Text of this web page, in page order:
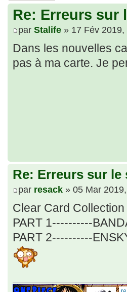
Re: Erreurs sur
par Stalife » 17 Fév 2019,
Dans les nouvelles
pas à ma carte. Je
Re: Erreurs sur le
par resack » 05 Mar
Clear Card Collection
PART 1----------
PART 2----------